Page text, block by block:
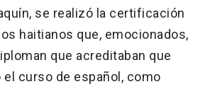
se realizó la certificación
haitianos que, emocionados,
que acreditaban que
el curso de español, como